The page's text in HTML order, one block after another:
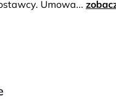
Umowa...